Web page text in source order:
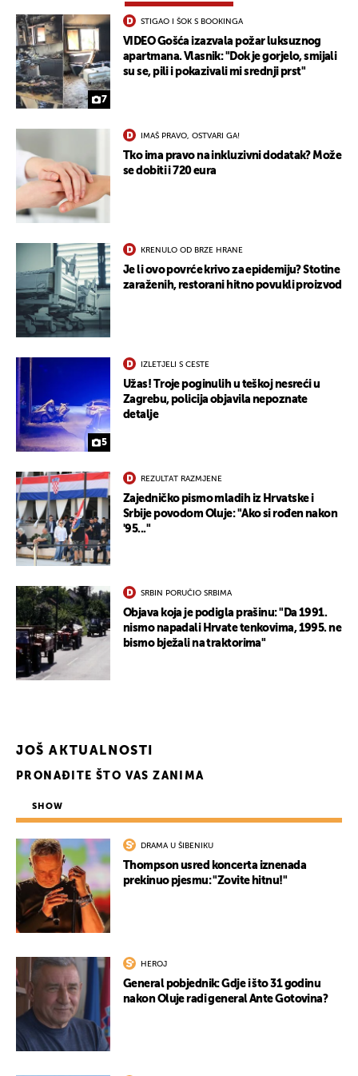
7
STIGAO I ŠOK S BOOKINGA
VIDEO Gošća izazvala požar luksuznog
apartmana. Vlasnik: "Dok je gorjelo, smijali
su se, pili i pokazivali mi srednji prst"
IMAŠ PRAVO, OSTVARI GA!
Tko ima pravo na inkluzivni dodatak? Može
se dobiti i 720 eura
KRENULO OD BRZE HRANE
Je li ovo povrće krivo za epidemiju? Stotine
zaraženih, restorani hitno povukli proizvod
5
IZLETJELI S CESTE
Užas! Troje poginulih u teškoj nesreći u
Zagrebu, policija objavila nepoznate
detalje
REZULTAT RAZMJENE
Zajedničko pismo mladih iz Hrvatske i
Srbije povodom Oluje: "Ako si rođen nakon
'95..."
SRBIN PORUČIO SRBIMA
Objava koja je podigla prašinu: "Da 1991.
nismo napadali Hrvate tenkovima, 1995. ne
bismo bježali na traktorima"
JOŠ AKTUALNOSTI
PRONAĐITE ŠTO VAS ZANIMA
SHOW
DRAMA U ŠIBENIKU
Thompson usred koncerta iznenada
prekinuo pjesmu: "Zovite hitnu!"
HEROJ
General pobjednik: Gdje i što 31 godinu
nakon Oluje radi general Ante Gotovina?